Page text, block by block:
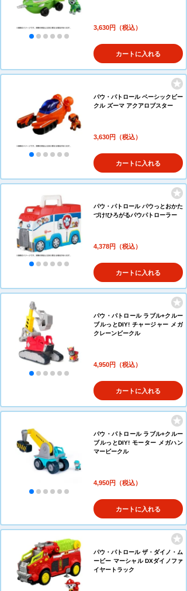
3,630円（税込）
カートに入れる
パウ・パトロール ベーシックビー
クル ズーマ アクアロブスター
3,630円（税込）
カートに入れる
パウ・パトロール パウっとおかた
づけ!ひろがるパウパトローラー
4,378円（税込）
カートに入れる
パウ・パトロール ラブル+クルー
ブルっとDIY! チャージャー メガ
クレーンビークル
4,950円（税込）
カートに入れる
パウ・パトロール ラブル+クルー
ブルっとDIY! モーター メガハン
マービークル
4,950円（税込）
カートに入れる
パウ・パトロール ザ・ダイノ・ム
ービー マーシャル DXダイノファ
イヤートラック